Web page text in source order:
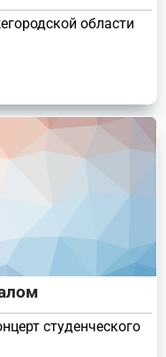
области
студенческого